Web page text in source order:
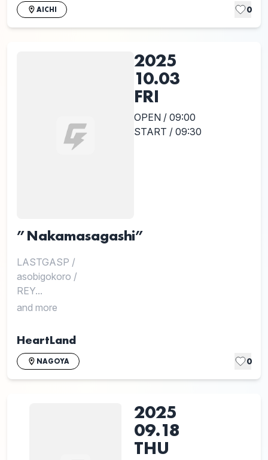
AICHI 0
2025
10.03
FRI
OPEN / 09:00
START / 09:30
”Nakamasagashi”
LASTGASP /
asobigokoro /
REY...
and more
HeartLand
NAGOYA 0
2025
09.18
THU